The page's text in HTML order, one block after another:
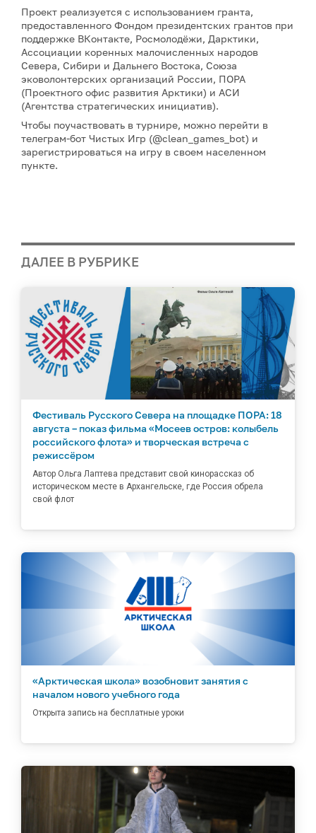
Проект реализуется с использованием гранта,
предоставленного Фондом президентских грантов при
поддержке ВКонтакте, Росмолодёжи, Дарктики,
Ассоциации коренных малочисленных народов
Севера, Сибири и Дальнего Востока, Союза
эковолонтерских организаций России, ПОРА
(Проектного офис развития Арктики) и АСИ
(Агентства стратегических инициатив).
Чтобы поучаствовать в турнире, можно перейти в
телеграм-бот Чистых Игр (@clean_games_bot) и
зарегистрироваться на игру в своем населенном
пункте.
ДАЛЕЕ В РУБРИКЕ
Фестиваль Русского Севера на площадке ПОРА: 18
августа – показ фильма «Мосеев остров: колыбель
российского флота» и творческая встреча с
режиссёром
Автор Ольга Лаптева представит свой кинорассказ об
историческом месте в Архангельске, где Россия обрела
свой флот
«Арктическая школа» возобновит занятия с
началом нового учебного года
Открыта запись на бесплатные уроки